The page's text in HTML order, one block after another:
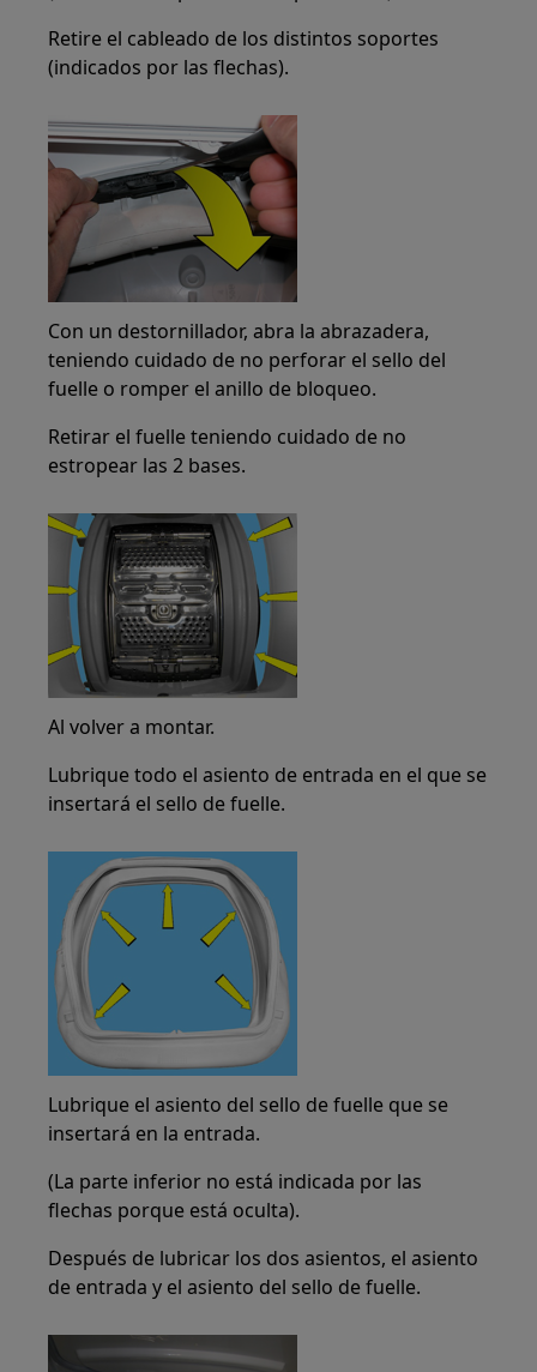
Retire el cableado de los distintos soportes
(indicados por las flechas).
Con un destornillador, abra la abrazadera,
teniendo cuidado de no perforar el sello del
fuelle o romper el anillo de bloqueo.
Retirar el fuelle teniendo cuidado de no
estropear las 2 bases.
Al volver a montar.
Lubrique todo el asiento de entrada en el que se
insertará el sello de fuelle.
Lubrique el asiento del sello de fuelle que se
insertará en la entrada.
(La parte inferior no está indicada por las
flechas porque está oculta).
Después de lubricar los dos asientos, el asiento
de entrada y el asiento del sello de fuelle.